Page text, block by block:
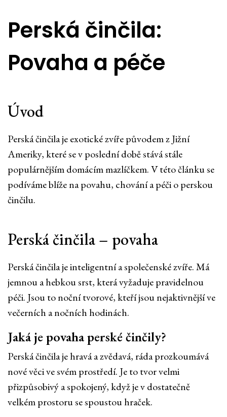
Perská činčila:
Povaha a péče
Úvod
Perská činčila je exotické zvíře původem z Jižní
Ameriky, které se v poslední době stává stále
populárnějším domácím mazlíčkem. V této článku se
podíváme blíže na povahu, chování a péči o perskou
činčilu.
Perská činčila – povaha
Perská činčila je inteligentní a společenské zvíře. Má
jemnou a hebkou srst, která vyžaduje pravidelnou
péči. Jsou to noční tvorové, kteří jsou nejaktivnější ve
večerních a nočních hodinách.
Jaká je povaha perské činčily?
Perská činčila je hravá a zvědavá, ráda prozkoumává
nové věci ve svém prostředí. Je to tvor velmi
přizpůsobivý a spokojený, když je v dostatečně
velkém prostoru se spoustou hraček.